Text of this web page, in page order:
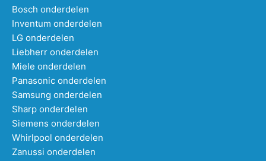
Bosch onderdelen
Inventum onderdelen
LG onderdelen
Liebherr onderdelen
Miele onderdelen
Panasonic onderdelen
Samsung onderdelen
Sharp onderdelen
Siemens onderdelen
Whirlpool onderdelen
Zanussi onderdelen